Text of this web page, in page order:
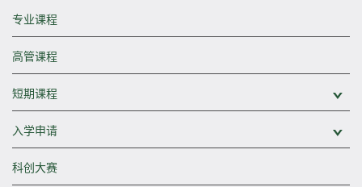
专业课程
高管课程
短期课程
入学申请
科创大赛